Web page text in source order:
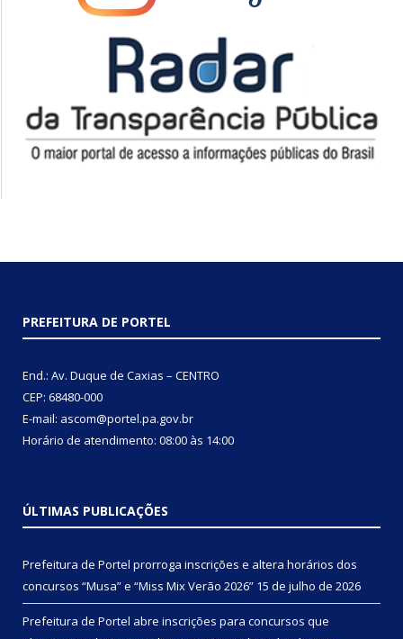
PREFEITURA DE PORTEL
End.: Av. Duque de Caxias – CENTRO
CEP: 68480-000
E-mail: ascom@portel.pa.gov.br
Horário de atendimento: 08:00 às 14:00
ÚLTIMAS PUBLICAÇÕES
Prefeitura de Portel prorroga inscrições e altera horários dos
concursos “Musa” e “Miss Mix Verão 2026” 15 de julho de 2026
Prefeitura de Portel abre inscrições para concursos que